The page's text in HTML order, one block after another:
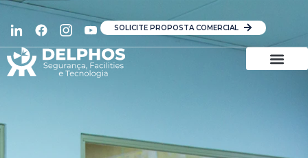
SOLICITE PROPOSTA COMERCIAL